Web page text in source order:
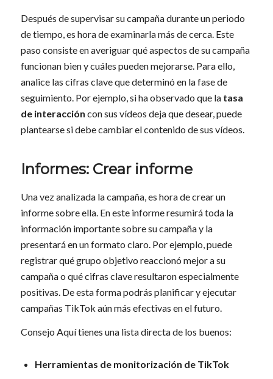
Después de supervisar su campaña durante un periodo
de tiempo, es hora de examinarla más de cerca. Este
paso consiste en averiguar qué aspectos de su campaña
funcionan bien y cuáles pueden mejorarse. Para ello,
analice las cifras clave que determinó en la fase de
seguimiento. Por ejemplo, si ha observado que la tasa
de interacción con sus vídeos deja que desear, puede
plantearse si debe cambiar el contenido de sus vídeos.
Informes: Crear informe
Una vez analizada la campaña, es hora de crear un
informe sobre ella. En este informe resumirá toda la
información importante sobre su campaña y la
presentará en un formato claro. Por ejemplo, puede
registrar qué grupo objetivo reaccionó mejor a su
campaña o qué cifras clave resultaron especialmente
positivas. De esta forma podrás planificar y ejecutar
campañas TikTok aún más efectivas en el futuro.
Consejo Aquí tienes una lista directa de los buenos:
Herramientas de monitorización de TikTok